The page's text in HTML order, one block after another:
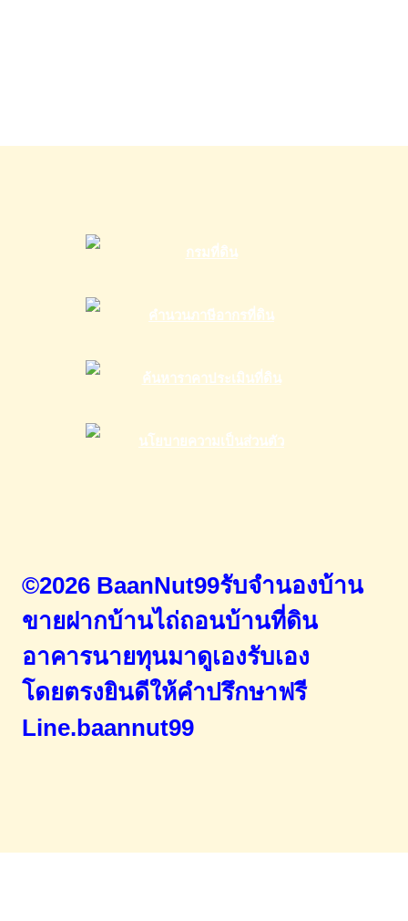
©2026 BaanNut99รับจำนองบ้าน
ขายฝากบ้านไถ่ถอนบ้านที่ดิน
อาคารนายทุนมาดูเองรับเอง
โดยตรงยินดีให้คำปรึกษาฟรี
Line.baannut99